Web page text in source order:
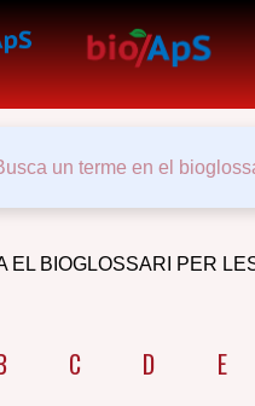
EL BIOGLOSSARI PER
C D E